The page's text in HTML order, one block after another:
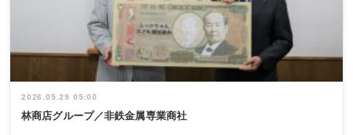
2026.05.29 05:00
林商店グループ／非鉄金属専業商社